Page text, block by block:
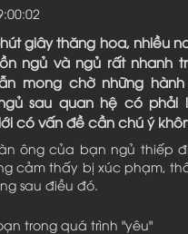
giây thăng hoa, nhiều
ngủ và ngủ rất nhanh
mong chờ những
sau quan hệ có phải
có vấn đề cần chú ý
ông của bạn ngủ thiếp
cảm thấy bị xúc phạm,
sau điều đó.
trong quá trình "yêu"